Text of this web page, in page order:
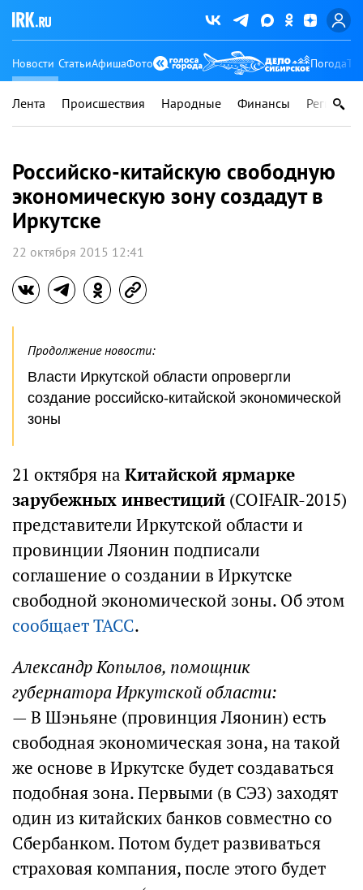
Новости СтатьиАфишаФото Погода
Лента Происшествия Народные Финансы Регионы
Российско-китайскую свободную
экономическую зону создадут в
Иркутске
22 октября 2015 12:41
Продолжение новости:
Власти Иркутской области опровергли
создание российско-китайской экономической
зоны
21 октября на Китайской ярмарке
зарубежных инвестиций (COIFAIR-2015)
представители Иркутской области и
провинции Ляонин подписали
соглашение о создании в Иркутске
свободной экономической зоны. Об этом
сообщает ТАСС.
Александр Копылов, помощник
губернатора Иркутской области:
— В Шэньяне (провинция Ляонин) есть
свободная экономическая зона, на такой
же основе в Иркутске будет создаваться
подобная зона. Первыми (в СЭЗ) заходят
один из китайских банков совместно со
Сбербанком. Потом будет развиваться
страховая компания, после этого будет